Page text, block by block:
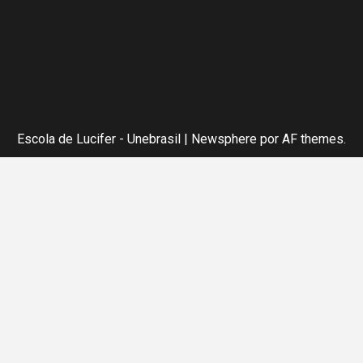
Escola de Lucifer - Unebrasil Newsphere por AF themes.